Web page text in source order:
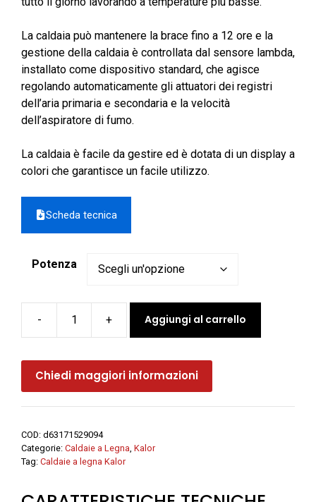
La caldaia può mantenere la brace fino a 12 ore e la
gestione della caldaia è controllata dal sensore lambda,
installato come dispositivo standard, che agisce
regolando automaticamente gli attuatori dei registri
dell’aria primaria e secondaria e la velocità
dell’aspiratore di fumo.
La caldaia è facile da gestire ed è dotata di un display a
colori che garantisce un facile utilizzo.
Scheda tecnica
Potenza
-
Caldaia
legna
a
fiamma
-
Kalor
+ Aggiungi al carrello
Chiedi maggiori informazioni
COD: d63171529094
Categorie: Caldaie a Legna Kalor
Tag: Caldaie a legna Kalor